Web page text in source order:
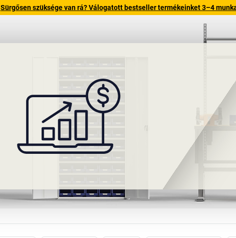
Sürgősen szüksége van rá? Válogatott bestseller termékeinket 3–4